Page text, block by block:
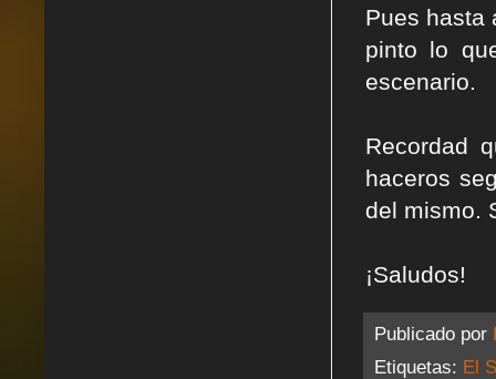
Pues hasta
pinto lo
escenario.
Recordad
haceros
del mismo.
¡Saludos!
Publicado por
Etiquetas: El